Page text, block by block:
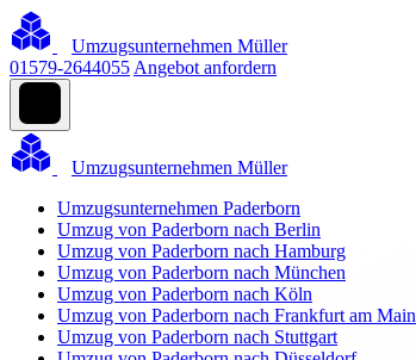
Umzugsunternehmen Müller
01579-2644055 Angebot anfordern
Umzugsunternehmen Müller
Umzugsunternehmen Paderborn
Umzug von Paderborn nach Berlin
Umzug von Paderborn nach Hamburg
Umzug von Paderborn nach München
Umzug von Paderborn nach Köln
Umzug von Paderborn nach Frankfurt am Main
Umzug von Paderborn nach Stuttgart